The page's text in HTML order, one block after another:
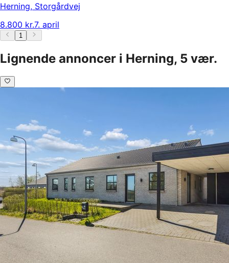
Herning, Storgårdvej
8.800 kr.7. april
1
Lignende annoncer i Herning, 5 vær.